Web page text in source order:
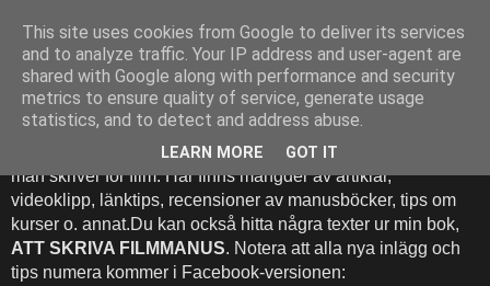
Att Skriva Filmmanus -
Bloggen
Denna blogg inehhåller runt 500 (!) inlägg med fokus på hur
man skriver för film. Här finns mängder av artiklar,
videoklipp, länktips, recensioner av manusböcker, tips om
kurser o. annat.Du kan också hitta några texter ur min bok,
ATT SKRIVA FILMMANUS. Notera att alla nya inlägg och
tips numera kommer i Facebook-versionen:
This site uses cookies from Google to deliver its services
and to analyze traffic. Your IP address and user-agent are
shared with Google along with performance and security
metrics to ensure quality of service, generate usage
statistics, and to detect and address abuse.
LEARN MORE GOT IT